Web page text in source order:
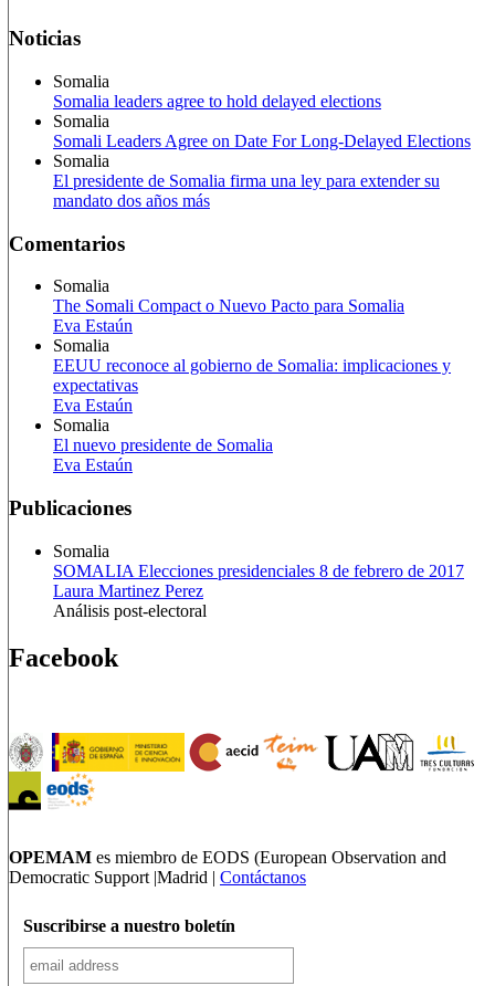
Noticias
Somalia
Somalia leaders agree to hold delayed elections
Somalia
Somali Leaders Agree on Date For Long-Delayed Elections
Somalia
El presidente de Somalia firma una ley para extender su
mandato dos años más
Comentarios
Somalia
The Somali Compact o Nuevo Pacto para Somalia
Eva Estaún
Somalia
EEUU reconoce al gobierno de Somalia: implicaciones y
expectativas
Eva Estaún
Somalia
El nuevo presidente de Somalia
Eva Estaún
Publicaciones
Somalia
SOMALIA Elecciones presidenciales 8 de febrero de 2017
Laura Martinez Perez
Análisis post-electoral
Facebook
OPEMAM es miembro de EODS (European Observation and
Democratic Support |Madrid | Contáctanos
Suscribirse a nuestro boletín